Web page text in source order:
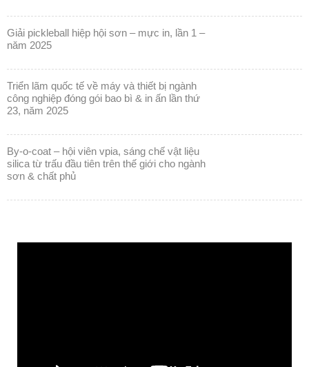
giải pickleball hiệp hội sơn – mực in, lần 1 –
năm 2025
triển lãm quốc tế về máy và thiết bị ngành
công nghiệp đóng gói bao bì & in ấn lần thứ
23, năm 2025
by-o-coat – hội viên vpia, sáng chế vật liệu
silica từ trấu đầu tiên trên thế giới cho ngành
sơn & chất phủ